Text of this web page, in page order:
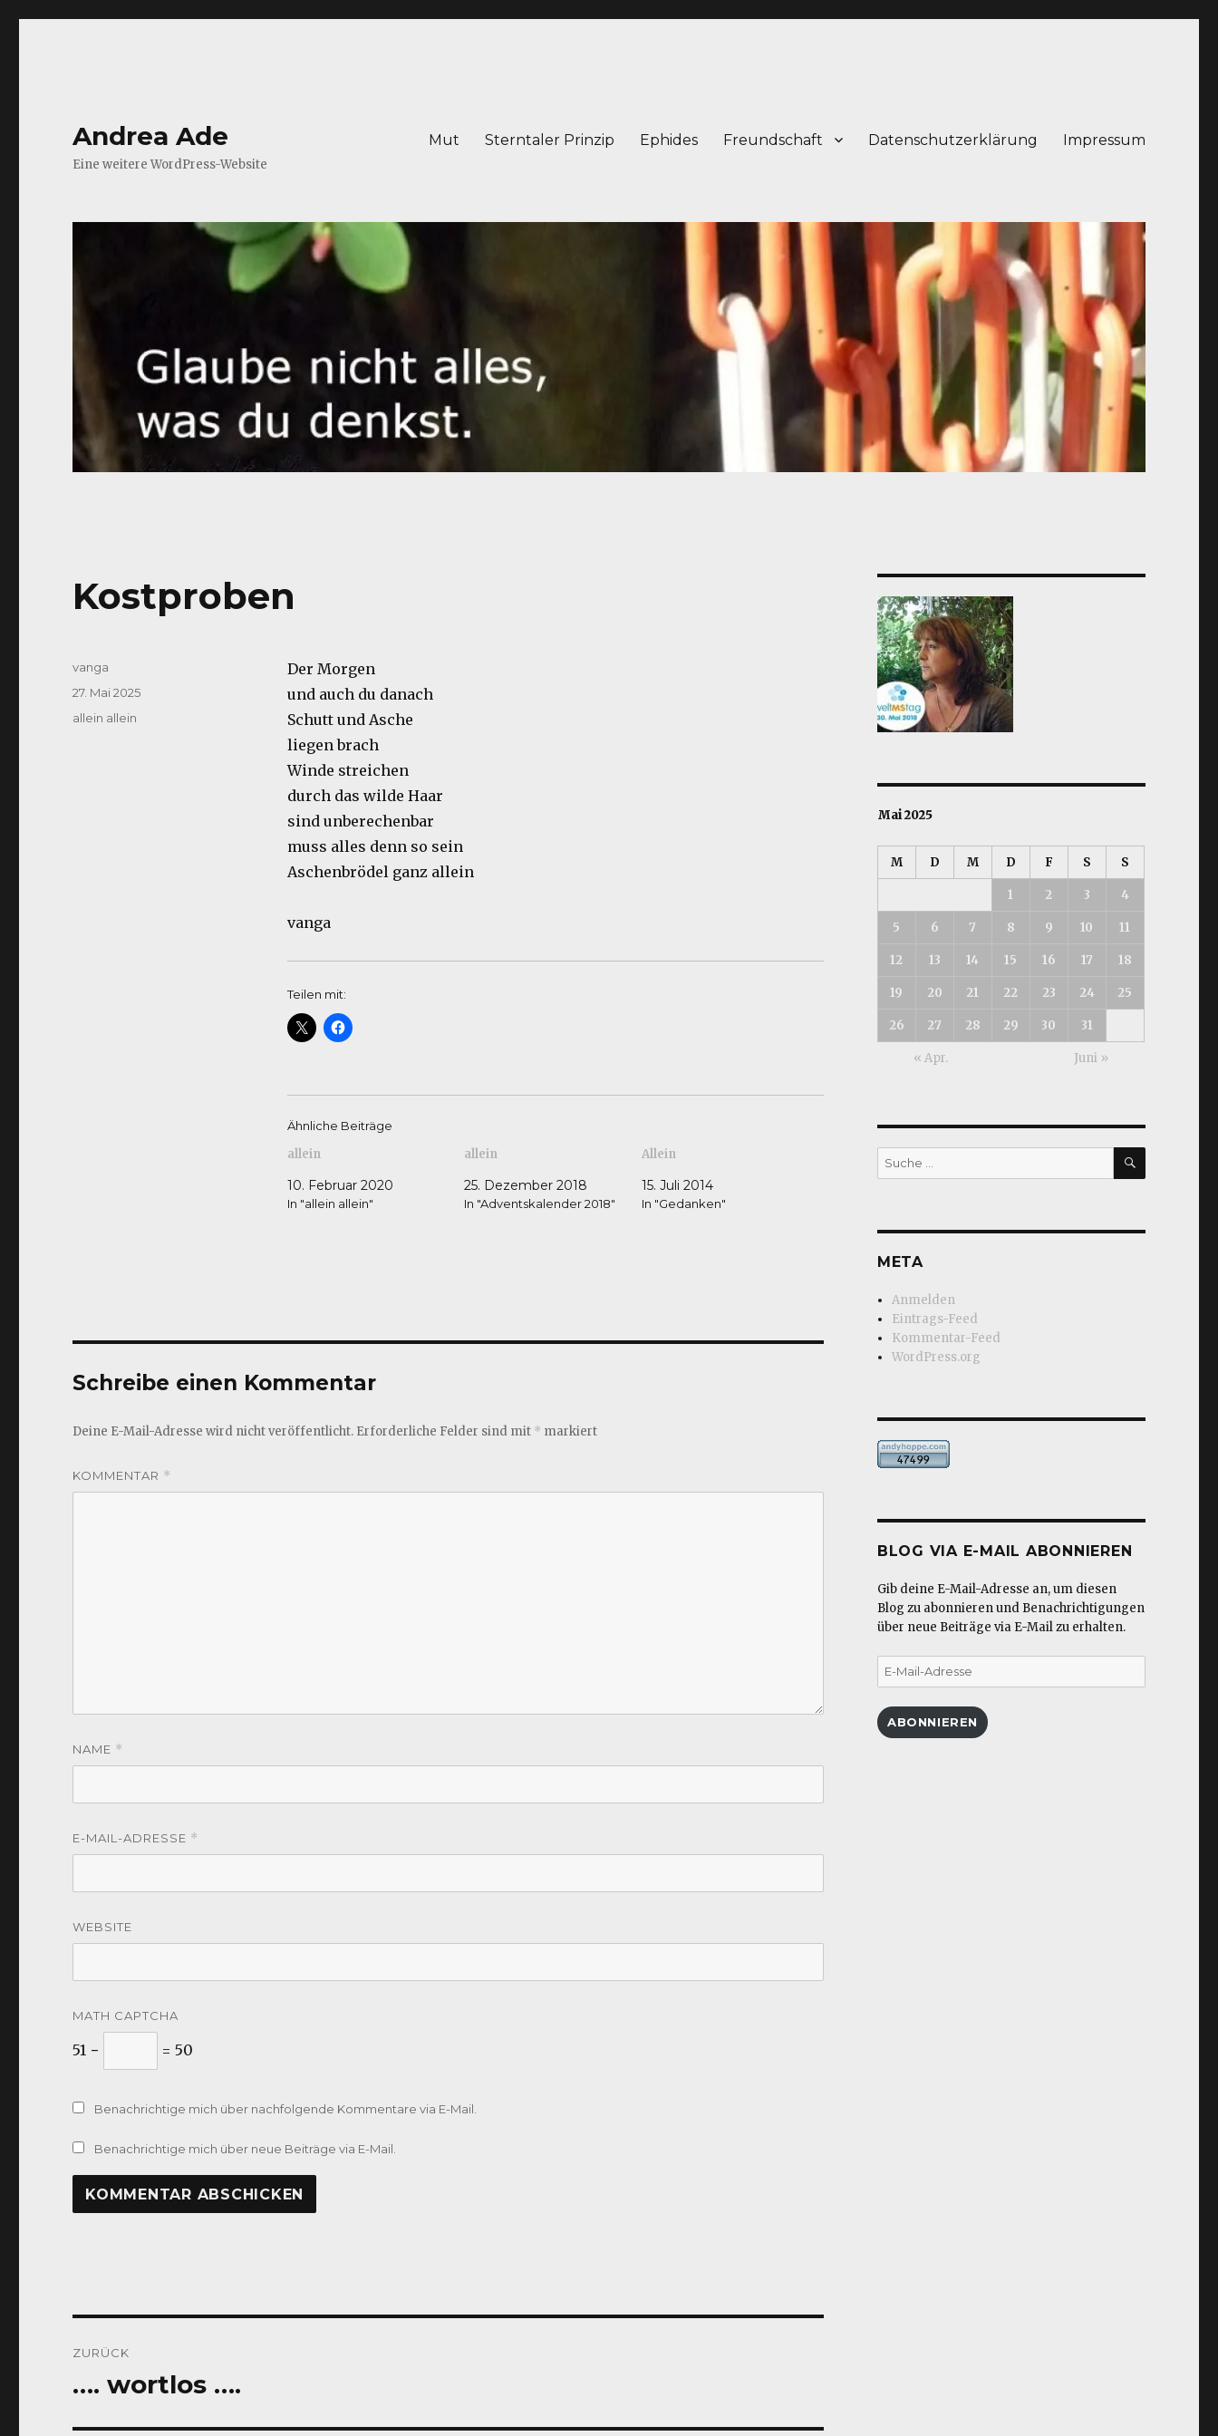
Andrea Ade
Eine weitere WordPress-Website
Mut Sterntaler Prinzip Ephides Freundschaft Datenschutzerklärung Impressum
Kostproben
Der Morgen
und auch du danach
Schutt und Asche
liegen brach
Winde streichen
durch das wilde Haar
sind unberechenbar
muss alles denn so sein
Aschenbrödel ganz allein
vanga
Teilen mit:
Ähnliche Beiträge
allein
10. Februar 2020
In "allein allein"
allein
25. Dezember 2018
In "Adventskalender 2018"
Allein
15. Juli 2014
In "Gedanken"
Autor
vanga
Veröffentlicht
am
27. Mai 2025
Kategorien
allein allein
Schreibe einen Kommentar
Deine E-Mail-Adresse wird nicht veröffentlicht. Erforderliche Felder sind mit * markiert
KOMMENTAR *
NAME *
E-MAIL-ADRESSE *
WEBSITE
MATH CAPTCHA
51 − = 50
Benachrichtige mich über nachfolgende Kommentare via E-Mail.
Benachrichtige mich über neue Beiträge via E-Mail.
ZURÜCK
Vorheriger
…. wortlos ….
Mai 2025
M D M D F S S
1 2 3 4
5 6 7 8 9 10 11
12 13 14 15 16 17 18
19 20 21 22 23 24 25
26 27 28 29 30 31
« Apr. Juni »
Suche
nach:
SUCHEN
META
Anmelden
Eintrags-Feed
Kommentar-Feed
WordPress.org
BLOG VIA E-MAIL ABONNIEREN
Gib deine E-Mail-Adresse an, um diesen
Blog zu abonnieren und Benachrichtigungen
über neue Beiträge via E-Mail zu erhalten.
E-
Mail-
ABONNIEREN